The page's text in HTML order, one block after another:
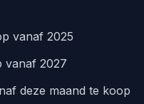
vanaf 2025
vanaf 2027
deze maand te koop